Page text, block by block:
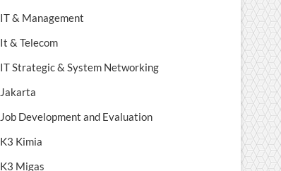
IT & Management
It & Telecom
IT Strategic & System Networking
Jakarta
Job Development and Evaluation
K3 Kimia
K3 Migas